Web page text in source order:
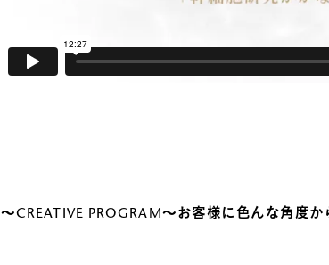
～CREATIVE PROGRAM～お客様に色んな角度か